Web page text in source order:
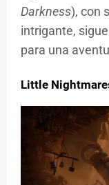
Darkness), con
intrigante,
para una
Little